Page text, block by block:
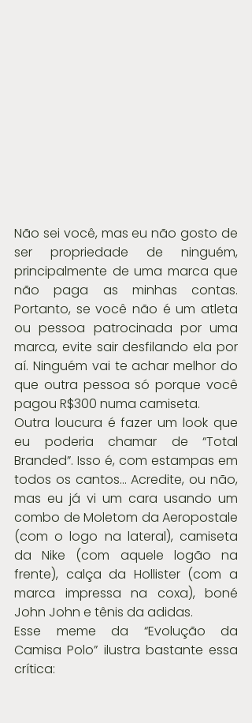
Não sei você, mas eu não gosto de
ser propriedade de ninguém,
principalmente de uma marca que
não paga as minhas contas.
Portanto, se você não é um atleta
ou pessoa patrocinada por uma
marca, evite sair desfilando ela por
aí. Ninguém vai te achar melhor do
que outra pessoa só porque você
pagou R$300 numa camiseta.
Outra loucura é fazer um look que
eu poderia chamar de “Total
Branded”. Isso é, com estampas em
todos os cantos… Acredite, ou não,
mas eu já vi um cara usando um
combo de Moletom da Aeropostale
(com o logo na lateral), camiseta
da Nike (com aquele logão na
frente), calça da Hollister (com a
marca impressa na coxa), boné
John John e tênis da adidas.
Esse meme da “Evolução da
Camisa Polo” ilustra bastante essa
crítica: